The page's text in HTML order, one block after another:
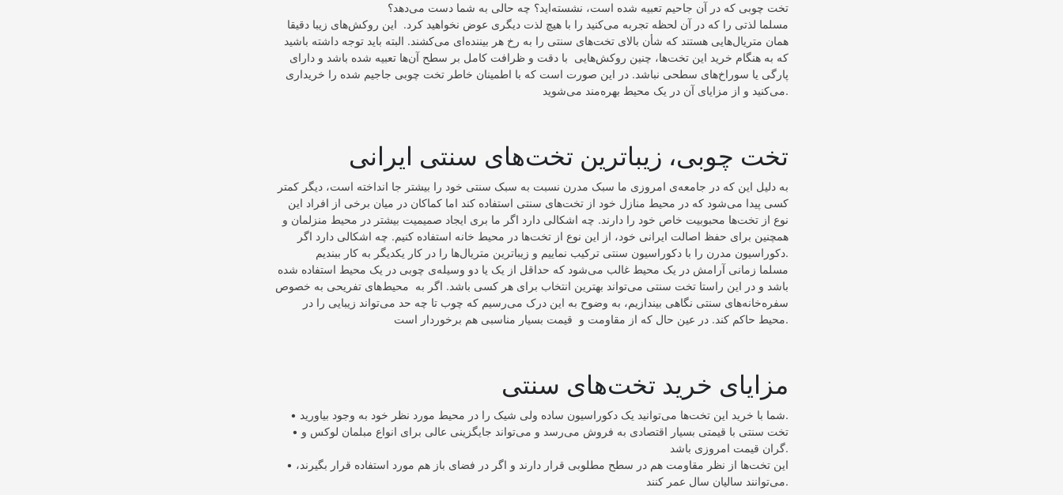
تخت چوبی که در آن جاحیم تعبیه شده است، نشسته‌اید؟ چه حالی به شما دست می‌دهد؟
مسلما لذتی را که در آن لحظه تجربه می‌کنید را با هیچ لذت دیگری عوض نخواهید کرد. این روکش‌های زیبا دقیقا
همان متریال‌هایی هستند که شأن بالای تخت‌های سنتی را به رخ هر بیننده‌ای می‌کشند. البته باید توجه داشته باشید
که به هنگام خرید این تخت‌ها، چنین روکش‌هایی با دقت و ظرافت کامل بر سطح آن‌ها تعبیه شده باشد و دارای
پارگی یا سوراخ‌های سطحی نباشد. در این صورت است که با اطمینان خاطر تخت چوبی جاجیم شده را خریداری
می‌کنید و از مزایای آن در یک محیط بهره‌مند می‌‌شوید.
تخت چوبی، زیباترین تخت‌های سنتی ایرانی
به دلیل این که در جامعه‌ی امروزی ما سبک مدرن نسبت به سبک سنتی خود را بیشتر جا انداخته است، دیگر کمتر
کسی پیدا می‌شود که در محیط منازل خود از تخت‌های سنتی استفاده کند اما کماکان در میان برخی از افراد این
نوع از تخت‌ها محبوبیت خاص خود را دارند. چه اشکالی دارد اگر ما بری ایجاد صمیمیت بیشتر در محیط منزلمان و
همچنین برای حفظ اصالت ایرانی خود، از این نوع از تخت‌ها در محیط خانه استفاده کنیم. چه اشکالی دارد اگر
دکوراسیون مدرن را با دکوراسیون سنتی ترکیب نماییم و زیباترین متریال‌ها را در کار یکدیگر به کار ببندیم.
مسلما زمانی آرامش در یک محیط غالب می‌شود که حداقل از یک یا دو وسیله‌ی چوبی در یک محیط استفاده شده
باشد و در این راستا تخت سنتی می‌تواند بهترین انتخاب برای هر کسی باشد. اگر به محیط‌های تفریحی به خصوص
سفره‌خانه‌های سنتی نگاهی بیندازیم، به وضوح به این درک می‌رسیم که چوب تا چه حد می‌تواند زیبایی را در
محیط حاکم کند. در عین حال که از مقاومت و قیمت بسیار مناسبی هم برخوردار است.
مزایای خرید تخت‌های سنتی
• شما با خرید این تخت‌ها می‌توانید یک دکوراسیون ساده ولی شیک را در محیط مورد نظر خود به وجود بیاورید.
• تخت سنتی با قیمتی بسیار اقتصادی به فروش می‌رسد و می‌تواند جایگزینی عالی برای انواع مبلمان لوکس و
گران قیمت امروزی باشد.
• این تخت‌ها از نظر مقاومت هم در سطح مطلوبی قرار دارند و اگر در فضای باز هم مورد استفاده قرار بگیرند،
می‌توانند سالیان سال عمر کنند‌.